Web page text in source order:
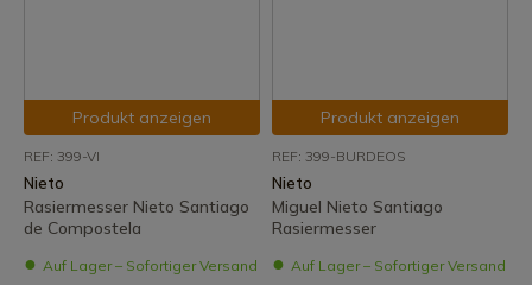
Produkt anzeigen
REF: 399-VI
Nieto
Rasiermesser Nieto Santiago
de Compostela
Auf Lager – Sofortiger Versand
Produkt anzeigen
REF: 399-BURDEOS
Nieto
Miguel Nieto Santiago
Rasiermesser
Auf Lager – Sofortiger Versand